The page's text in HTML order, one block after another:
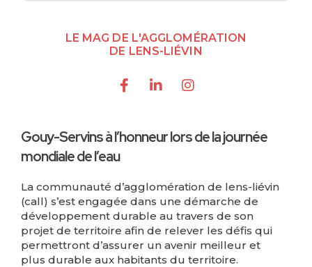
LE MAG DE L'AGGLOMÉRATION
DE LENS-LIÉVIN
Gouy-Servins à l’honneur lors de la journée
mondiale de l’eau
La communauté d’agglomération de lens-liévin
(call) s’est engagée dans une démarche de
développement durable au travers de son
projet de territoire afin de relever les défis qui
permettront d’assurer un avenir meilleur et
plus durable aux habitants du territoire.